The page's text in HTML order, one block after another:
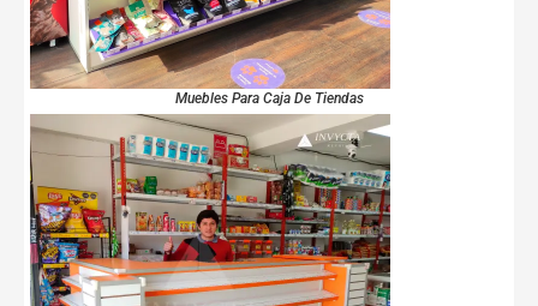
Muebles Para Caja De Tiendas